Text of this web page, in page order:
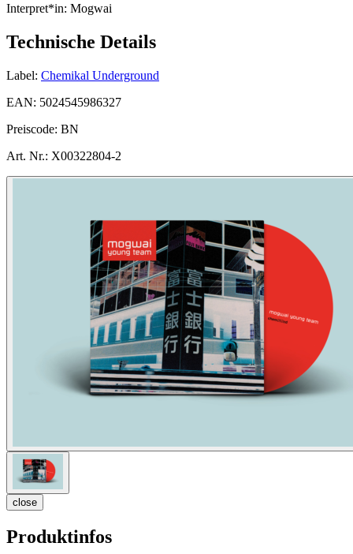
Interpret*in: Mogwai
Technische Details
Label: Chemikal Underground
EAN: 5024545986327
Preiscode: BN
Art. Nr.: X00322804-2
close
Produktinfos